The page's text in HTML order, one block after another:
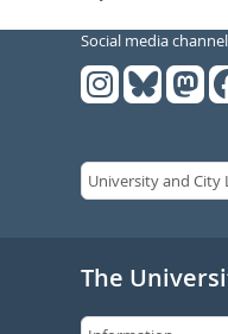
Social media
The